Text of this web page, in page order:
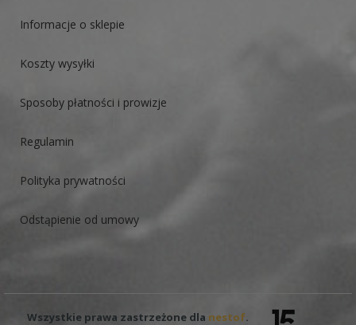
Informacje o sklepie
Koszty wysyłki
Sposoby płatności i prowizje
Regulamin
Polityka prywatności
Odstąpienie od umowy
Wszystkie prawa zastrzeżone dla nestof.